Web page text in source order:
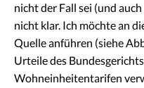
nicht der Fall sei (und
nicht klar. Ich möchte an
Quelle anführen (siehe
Urteile des
Wohneinheitentarifen